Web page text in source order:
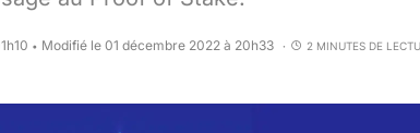
• Modifié le 01 décembre 2022 à 20h33 2 MINUTES DE